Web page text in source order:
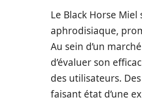
Le Black Horse
aphrodisiaque,
Au sein d’un
d’évaluer son
des utilisateurs.
faisant état d’une